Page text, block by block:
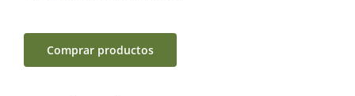
Comprar productos